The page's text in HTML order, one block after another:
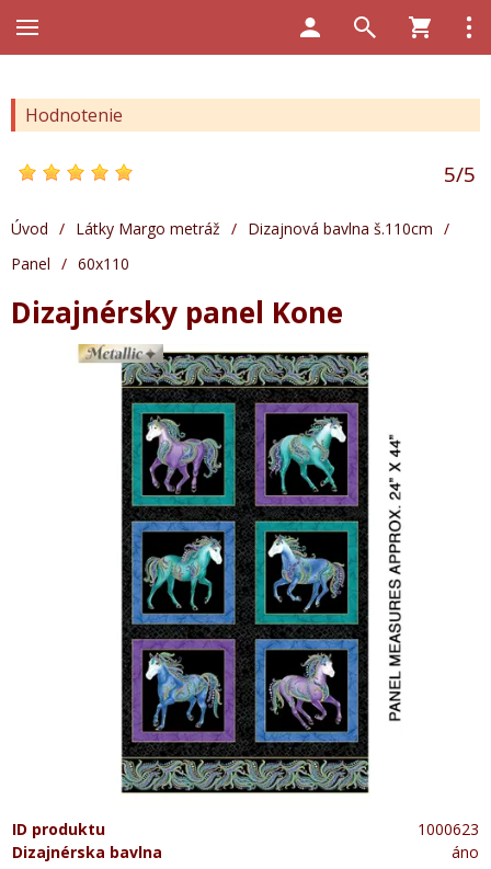
Hodnotenie
5/5
Úvod / Látky Margo metráž / Dizajnová bavlna š.110cm /
Panel / 60x110
Dizajnérsky panel Kone
ID produktu
1000623
Dizajnérska bavlna
áno